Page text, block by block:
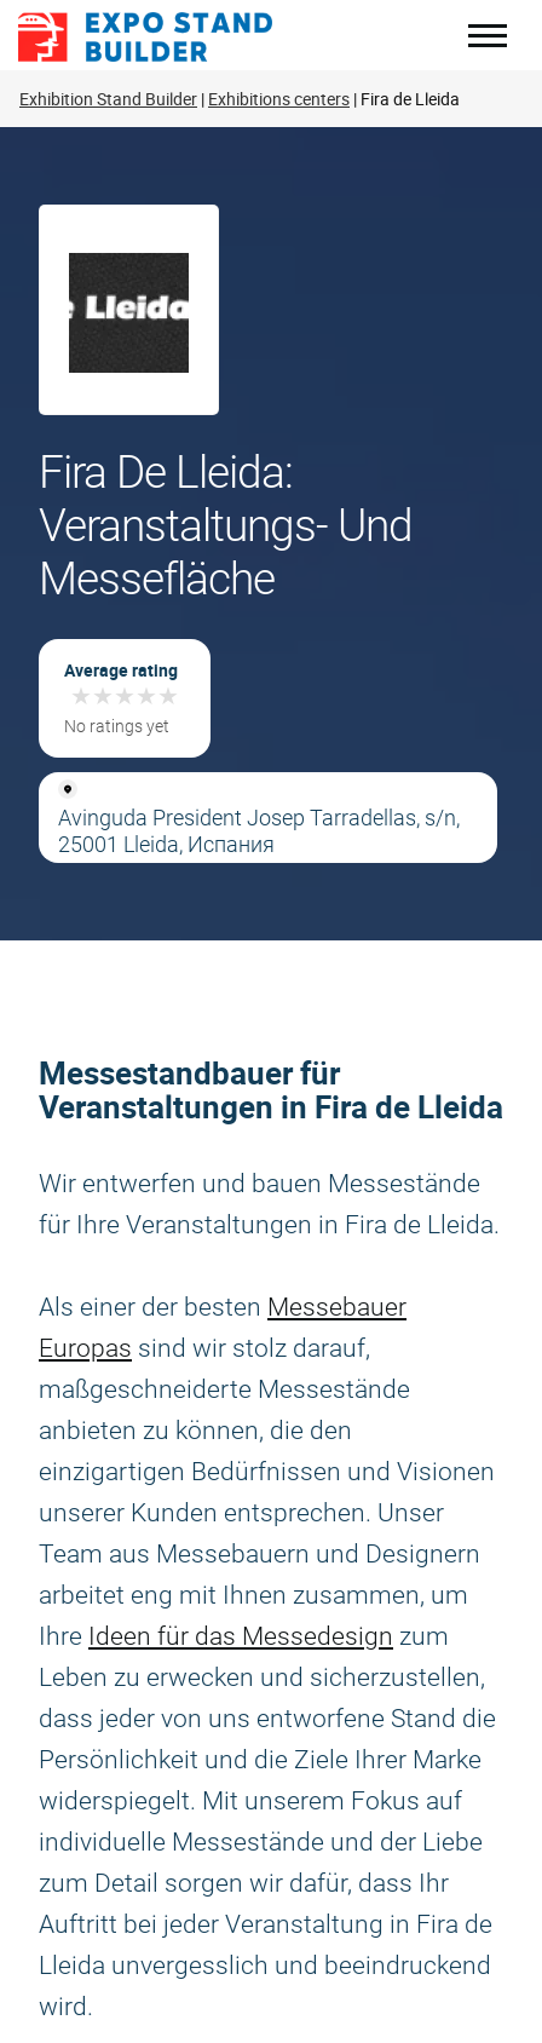
Zum
Inhalt
Exhibition Stand Builder Exhibitions centers Fira de Lleida
Fira De Lleida:
Veranstaltungs- Und
Messefläche
Average rating
★★★★★
★★★★★
No ratings yet
Avinguda President Josep Tarradellas, s/n,
25001 Lleida, Испания
Messestandbauer für
Veranstaltungen in Fira de Lleida
Wir entwerfen und bauen Messestände
für Ihre Veranstaltungen in Fira de Lleida.
Als einer der besten Messebauer
Europas sind wir stolz darauf,
maßgeschneiderte Messestände
anbieten zu können, die den
einzigartigen Bedürfnissen und Visionen
unserer Kunden entsprechen. Unser
Team aus Messebauern und Designern
arbeitet eng mit Ihnen zusammen, um
Ihre Ideen für das Messedesign zum
Leben zu erwecken und sicherzustellen,
dass jeder von uns entworfene Stand die
Persönlichkeit und die Ziele Ihrer Marke
widerspiegelt. Mit unserem Fokus auf
individuelle Messestände und der Liebe
zum Detail sorgen wir dafür, dass Ihr
Auftritt bei jeder Veranstaltung in Fira de
Lleida unvergesslich und beeindruckend
wird.